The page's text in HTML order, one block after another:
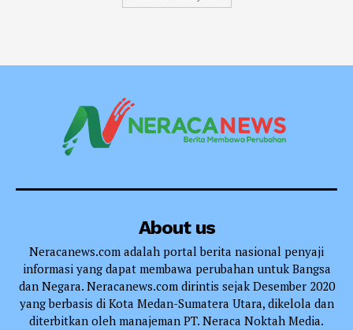
About us
Neracanews.com adalah portal berita nasional penyaji
informasi yang dapat membawa perubahan untuk Bangsa
dan Negara. Neracanews.com dirintis sejak Desember 2020
yang berbasis di Kota Medan-Sumatera Utara, dikelola dan
diterbitkan oleh manajeman PT. Neraca Noktah Media.